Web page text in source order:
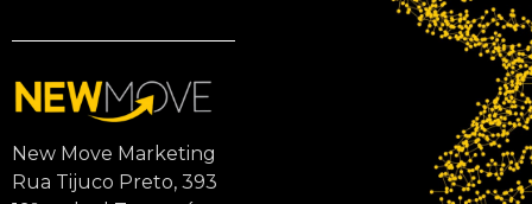
New Move Marketing
Rua Tijuco Preto, 393